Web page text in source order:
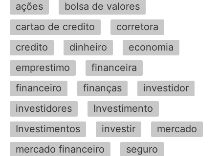
ações
bolsa de valores
cartao de credito
corretora
credito
dinheiro
economia
emprestimo
financeira
financeiro
finanças
investidor
investidores
Investimento
Investimentos
investir
mercado
mercado financeiro
seguro